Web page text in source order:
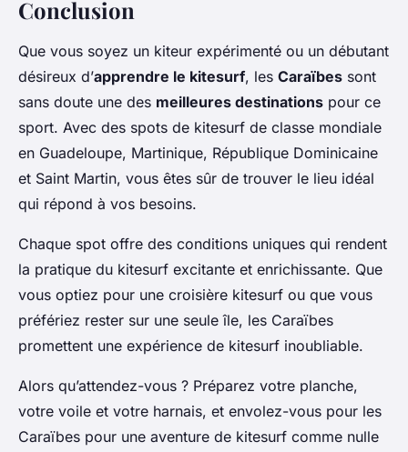
Conclusion
Que vous soyez un kiteur expérimenté ou un débutant
désireux d’apprendre le kitesurf, les Caraïbes sont
sans doute une des meilleures destinations pour ce
sport. Avec des spots de kitesurf de classe mondiale
en Guadeloupe, Martinique, République Dominicaine
et Saint Martin, vous êtes sûr de trouver le lieu idéal
qui répond à vos besoins.
Chaque spot offre des conditions uniques qui rendent
la pratique du kitesurf excitante et enrichissante. Que
vous optiez pour une croisière kitesurf ou que vous
préfériez rester sur une seule île, les Caraïbes
promettent une expérience de kitesurf inoubliable.
Alors qu’attendez-vous ? Préparez votre planche,
votre voile et votre harnais, et envolez-vous pour les
Caraïbes pour une aventure de kitesurf comme nulle